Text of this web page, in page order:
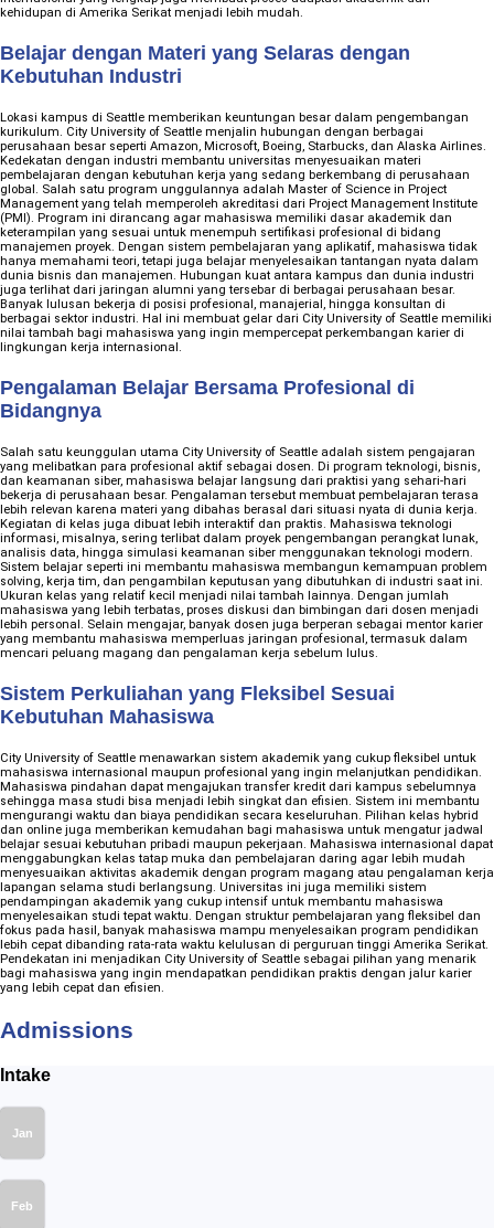
kehidupan di Amerika Serikat menjadi lebih mudah.
Belajar dengan Materi yang Selaras dengan
Kebutuhan Industri
Lokasi kampus di Seattle memberikan keuntungan besar dalam pengembangan
kurikulum. City University of Seattle menjalin hubungan dengan berbagai
perusahaan besar seperti Amazon, Microsoft, Boeing, Starbucks, dan Alaska Airlines.
Kedekatan dengan industri membantu universitas menyesuaikan materi
pembelajaran dengan kebutuhan kerja yang sedang berkembang di perusahaan
global. Salah satu program unggulannya adalah Master of Science in Project
Management yang telah memperoleh akreditasi dari Project Management Institute
(PMI). Program ini dirancang agar mahasiswa memiliki dasar akademik dan
keterampilan yang sesuai untuk menempuh sertifikasi profesional di bidang
manajemen proyek. Dengan sistem pembelajaran yang aplikatif, mahasiswa tidak
hanya memahami teori, tetapi juga belajar menyelesaikan tantangan nyata dalam
dunia bisnis dan manajemen. Hubungan kuat antara kampus dan dunia industri
juga terlihat dari jaringan alumni yang tersebar di berbagai perusahaan besar.
Banyak lulusan bekerja di posisi profesional, manajerial, hingga konsultan di
berbagai sektor industri. Hal ini membuat gelar dari City University of Seattle memiliki
nilai tambah bagi mahasiswa yang ingin mempercepat perkembangan karier di
lingkungan kerja internasional.
Pengalaman Belajar Bersama Profesional di
Bidangnya
Salah satu keunggulan utama City University of Seattle adalah sistem pengajaran
yang melibatkan para profesional aktif sebagai dosen. Di program teknologi, bisnis,
dan keamanan siber, mahasiswa belajar langsung dari praktisi yang sehari-hari
bekerja di perusahaan besar. Pengalaman tersebut membuat pembelajaran terasa
lebih relevan karena materi yang dibahas berasal dari situasi nyata di dunia kerja.
Kegiatan di kelas juga dibuat lebih interaktif dan praktis. Mahasiswa teknologi
informasi, misalnya, sering terlibat dalam proyek pengembangan perangkat lunak,
analisis data, hingga simulasi keamanan siber menggunakan teknologi modern.
Sistem belajar seperti ini membantu mahasiswa membangun kemampuan problem
solving, kerja tim, dan pengambilan keputusan yang dibutuhkan di industri saat ini.
Ukuran kelas yang relatif kecil menjadi nilai tambah lainnya. Dengan jumlah
mahasiswa yang lebih terbatas, proses diskusi dan bimbingan dari dosen menjadi
lebih personal. Selain mengajar, banyak dosen juga berperan sebagai mentor karier
yang membantu mahasiswa memperluas jaringan profesional, termasuk dalam
mencari peluang magang dan pengalaman kerja sebelum lulus.
Sistem Perkuliahan yang Fleksibel Sesuai
Kebutuhan Mahasiswa
City University of Seattle menawarkan sistem akademik yang cukup fleksibel untuk
mahasiswa internasional maupun profesional yang ingin melanjutkan pendidikan.
Mahasiswa pindahan dapat mengajukan transfer kredit dari kampus sebelumnya
sehingga masa studi bisa menjadi lebih singkat dan efisien. Sistem ini membantu
mengurangi waktu dan biaya pendidikan secara keseluruhan. Pilihan kelas hybrid
dan online juga memberikan kemudahan bagi mahasiswa untuk mengatur jadwal
belajar sesuai kebutuhan pribadi maupun pekerjaan. Mahasiswa internasional dapat
menggabungkan kelas tatap muka dan pembelajaran daring agar lebih mudah
menyesuaikan aktivitas akademik dengan program magang atau pengalaman kerja
lapangan selama studi berlangsung. Universitas ini juga memiliki sistem
pendampingan akademik yang cukup intensif untuk membantu mahasiswa
menyelesaikan studi tepat waktu. Dengan struktur pembelajaran yang fleksibel dan
fokus pada hasil, banyak mahasiswa mampu menyelesaikan program pendidikan
lebih cepat dibanding rata-rata waktu kelulusan di perguruan tinggi Amerika Serikat.
Pendekatan ini menjadikan City University of Seattle sebagai pilihan yang menarik
bagi mahasiswa yang ingin mendapatkan pendidikan praktis dengan jalur karier
yang lebih cepat dan efisien.
Admissions
Intake
Jan
Feb